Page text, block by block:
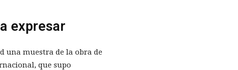
expresar
una muestra de la obra de
que supo